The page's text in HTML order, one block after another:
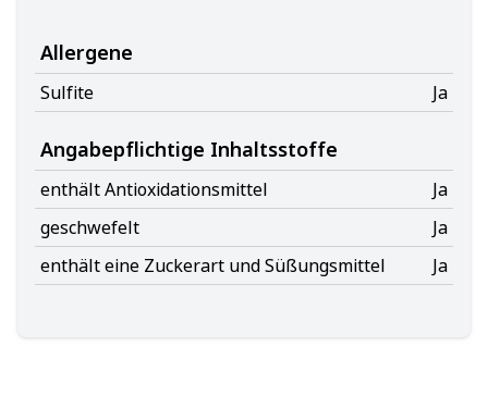
Allergene
Sulfite Ja
Angabepflichtige Inhaltsstoffe
enthält Antioxidationsmittel
Ja
geschwefelt
Ja
enthält eine Zuckerart und Süßungsmittel
Ja